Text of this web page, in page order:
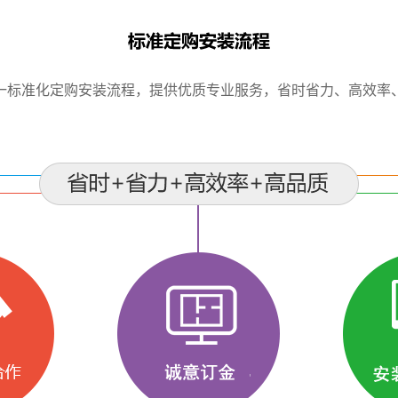
标准化定购安装流程，提供优质专业服务，省时省力、高效率